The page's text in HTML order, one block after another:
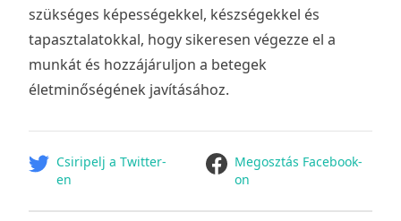
szükséges képességekkel, készségekkel és
tapasztalatokkal, hogy sikeresen végezze el a
munkát és hozzájáruljon a betegek
életminőségének javításához.
Csiripelj a Twitter-
en
facebookMegosztás Facebook-
on